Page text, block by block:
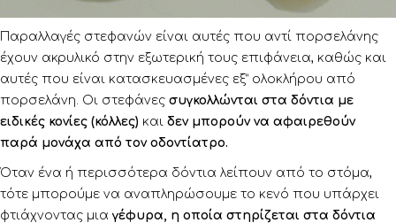
Παραλλαγές στεφανών είναι αυτές που αντί πορσελάνης
έχουν ακρυλικό στην εξωτερική τους επιφάνεια, καθώς και
αυτές που είναι κατασκευασμένες εξ” ολοκλήρου από
πορσελάνη. Οι στεφάνες συγκολλώνται στα δόντια με
ειδικές κονίες (κόλλες) και δεν μπορούν να αφαιρεθούν
παρά μονάχα από τον οδοντίατρο.
Όταν ένα ή περισσότερα δόντια λείπουν από το στόμα,
τότε μπορούμε να αναπληρώσουμε το κενό που υπάρχει
φτιάχνοντας μια γέφυρα, η οποία στηρίζεται στα δόντια